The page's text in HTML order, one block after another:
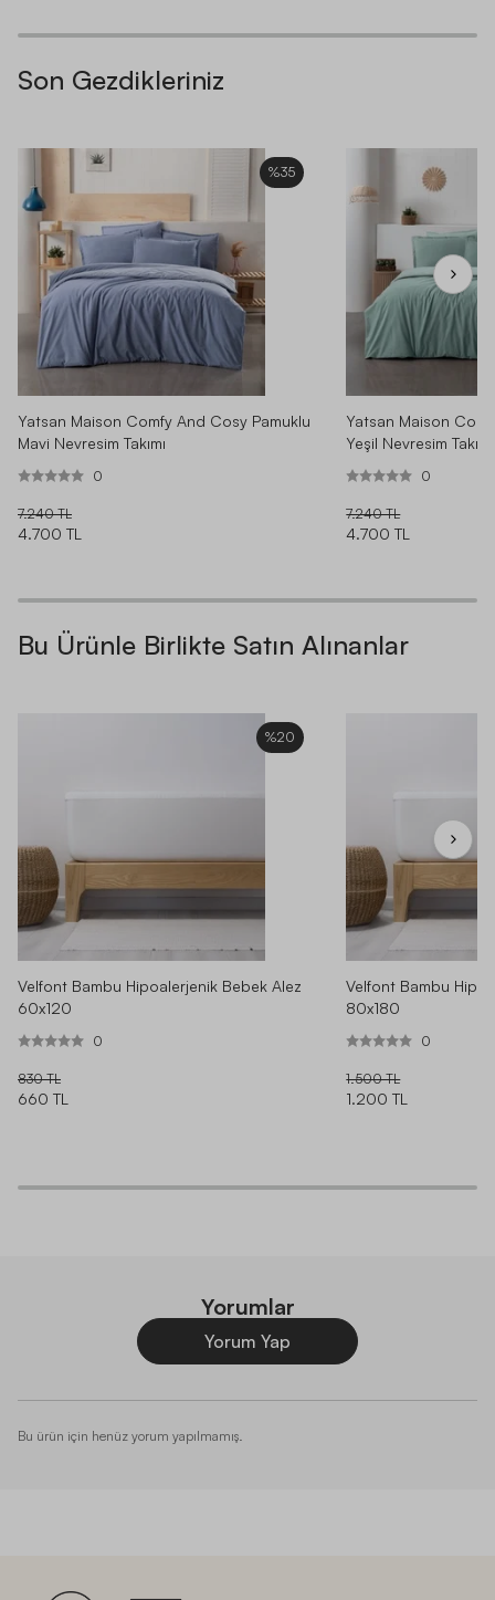
H** Ö** | 02.07.2025
Biraz daha kaliteli beklerdim
G** S** | 21.03.2026
Son Gezdikleriniz
%35
Yatsan Maison Comfy And Cosy Pamuklu
Mavi Nevresim Takımı
0
7.240 TL
4.700 TL
Yatsan Maison
Yeşil Nevresim Takımı
0
7.240 TL
4.700 TL
Bu Ürünle Birlikte Satın Alınanlar
%20
Velfont Bambu Hipoalerjenik Bebek Alez
60x120
0
830 TL
660 TL
Velfont Bambu
80x180
0
1.500 TL
1.200 TL
Yorumlar
Yorum Yap
Bu ürün için henüz yorum yapılmamış.